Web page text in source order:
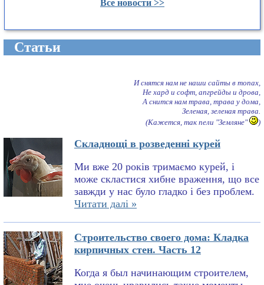
Все новости >>
Cтатьи
И снятся нам не наши сайты в топах,
Не хард и софт, апгрейды и дрова,
А снится нам трава, трава у дома,
Зеленая, зеленая трава.
(Кажется, так пели "Земляне"
)
Складнощі в розведенні курей
Ми вже 20 років тримаємо курей, і
може скластися хибне враження, що все
завжди у нас було гладко і без проблем.
Читати далі »
Строительство своего дома: Кладка
кирпичных стен. Часть 12
Когда я был начинающим строителем,